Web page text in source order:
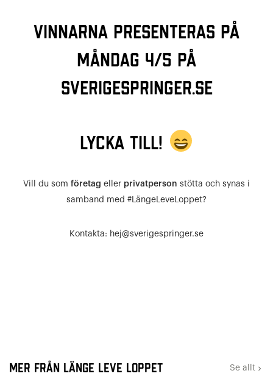
Vinnarna presenteras på
måndag 4/5 på
SverigeSpringer.se
LYCKA TILL!
Vill du som företag eller privatperson stötta och synas i
samband med #LängeLeveLoppet?
Kontakta: hej@sverigespringer.se
Mer från Länge Leve Loppet Se allt keyboard_arrow_right